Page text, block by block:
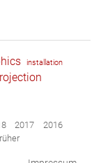
installation
2017
2016